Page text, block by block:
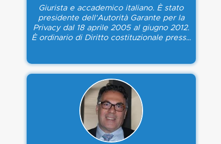
Giurista e accademico italiano. È stato
presidente dell'Autorità Garante per la
Privacy dal 18 aprile 2005 al giugno 2012.
È ordinario di Diritto costituzionale presso